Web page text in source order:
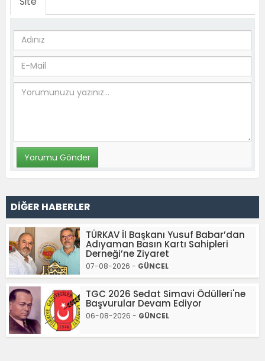
DİĞER HABERLER
TÜRKAV İl Başkanı Yusuf Babar’dan
Adıyaman Basın Kartı Sahipleri
Derneği’ne Ziyaret
07-08-2026 - GÜNCEL
TGC 2026 Sedat Simavi Ödülleri'ne
Başvurular Devam Ediyor
06-08-2026 - GÜNCEL